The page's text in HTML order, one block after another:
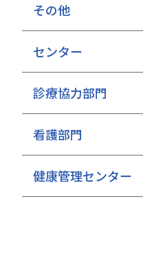
その他
センター
診療協力部門
看護部門
健康管理センター